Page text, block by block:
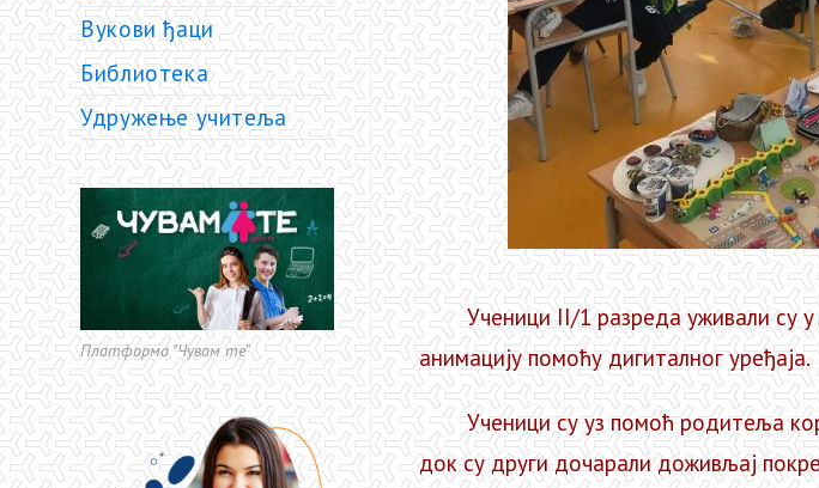
Ученици II/1 разреда уживали су у
анимацију помоћу дигиталног уређаја.
Ученици су уз помоћ родитеља
док су други дочарали доживљај
Вукови ђаци
Библиотека
Удружење учитеља
Платформа "Чувам те"